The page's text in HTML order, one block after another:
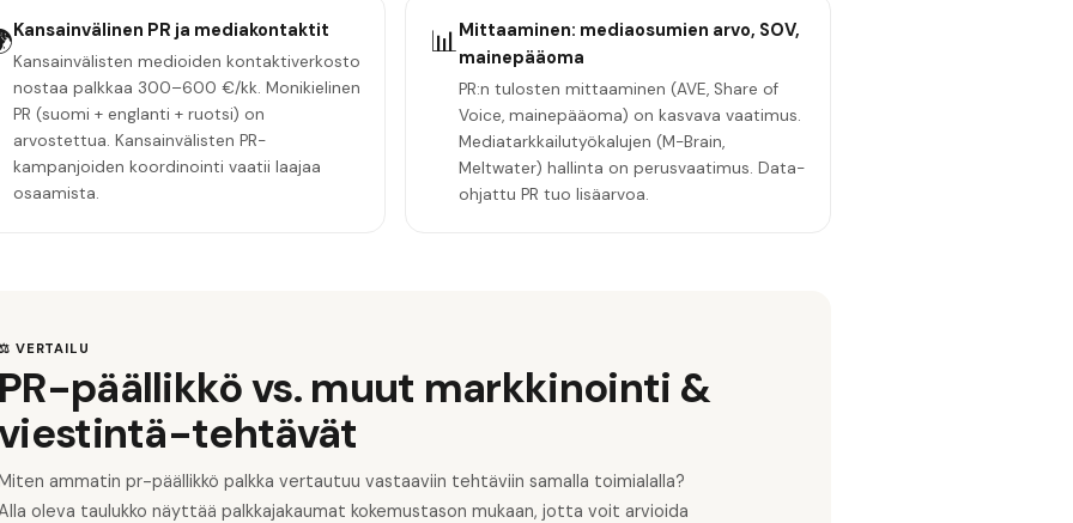
Kansainvälinen PR ja mediakontaktit
Kansainvälisten medioiden kontaktiverkosto
nostaa palkkaa 300–600 €/kk. Monikielinen
PR (suomi + englanti + ruotsi) on
arvostettua. Kansainvälisten PR-
kampanjoiden koordinointi vaatii laajaa
osaamista.
📊Mittaaminen: mediaosumien arvo, SOV,
mainepääoma
PR:n tulosten mittaaminen (AVE, Share of
Voice, mainepääoma) on kasvava vaatimus.
Mediatarkkailutyökalujen (M-Brain,
Meltwater) hallinta on perusvaatimus. Data-
ohjattu PR tuo lisäarvoa.
VERTAILU
päällikkö vs. muut markkinointi &
tehtävät
ammatin pr-päällikkö palkka vertautuu vastaaviin tehtäviin samalla toimialalla?
oleva taulukko näyttää palkkajakaumat kokemustason mukaan, jotta voit arvioida